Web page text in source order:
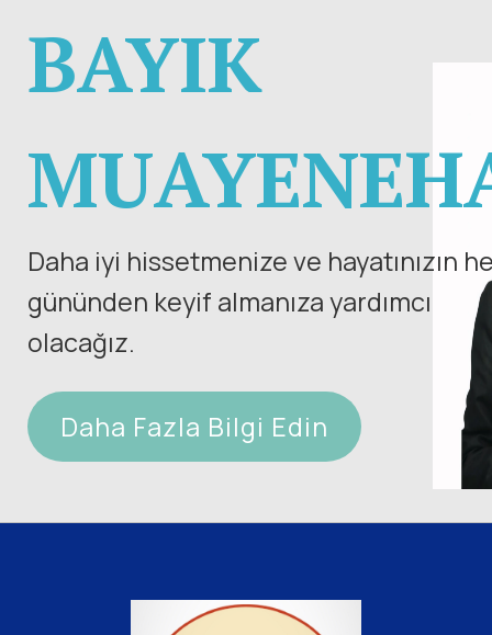
BAYIK
Daha iyi hissetmenize ve hayatınızın
gününden keyif almanıza yardımcı
olacağız.
Daha Fazla Bilgi Edin